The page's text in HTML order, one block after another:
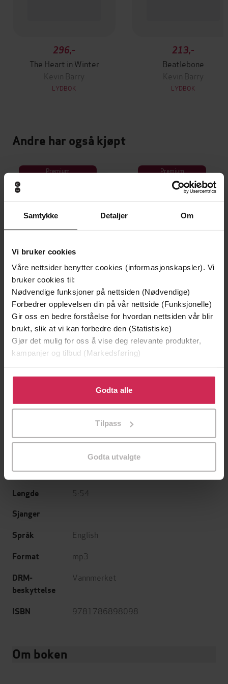
Samtykke Detaljer Om
Vi bruker cookies
Våre nettsider benytter cookies (informasjonskapsler). Vi
bruker cookies til:
Nødvendige funksjoner på nettsiden (Nødvendige)
Forbedrer opplevelsen din på vår nettside (Funksjonelle)
Gir oss en bedre forståelse for hvordan nettsiden vår blir
brukt, slik at vi kan forbedre den (Statistiske)
Gjør det mulig for oss å vise deg relevante produkter,
kampanjer og tilbud (Markedsføring)
Klikk på «Godta alle» for å gi oss ditt samtykke til å
bruke cookies for alle disse formålene. Du kan også
tilpasse ditt samtykke til spesifikke formål ved å klikke
Godta alle
Tilpass
Godta utvalgte
296,-
The Heart in Winter
Kevin Barry
LYDBOK
213,-
Beatlebone
Kevin Barry
LYDBOK
Andre har også kjøpt
Premium
129,-
Minnesota
Jo Nesbø
Premium
Første gang på tilbud
Utskudd
(innleser)
Utgitt 20.04.2026
Lengde 5:54
Sjanger
Språk
English
Format mp3
DRM-
beskyttelse
Vannmerket
ISBN 9781786898098
Om boken